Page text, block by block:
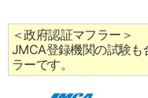
＜政府認証マフラー＞
JMCA登録機関の試験も
ラーです。